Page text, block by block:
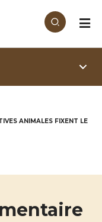
ANIMALES FIXENT LE